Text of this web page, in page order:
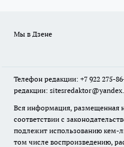
Мы в Дзене
Телефон редакции: +7 922 275-
редакции:
Вся информация, размещенная
соответствии с
подлежит использованию кем-
том числе воспроизведению,